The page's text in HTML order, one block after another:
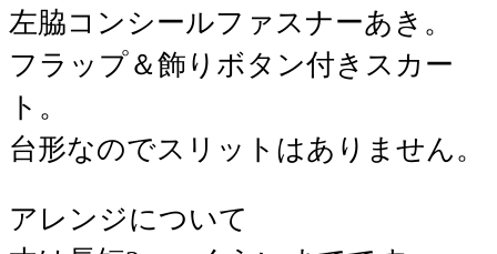
左脇コンシールファスナーあき。
フラップ＆飾りボタン付きスカー
ト。
台形なのでスリットはありません。
アレンジについて